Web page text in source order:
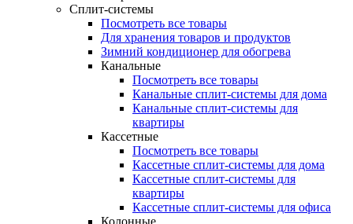
Сплит-системы
Посмотреть все товары
Для хранения товаров и продуктов
Зимний кондиционер для обогрева
Канальные
Посмотреть все товары
Канальные сплит-системы для дома
Канальные сплит-системы для
квартиры
Кассетные
Посмотреть все товары
Кассетные сплит-системы для дома
Кассетные сплит-системы для
квартиры
Кассетные сплит-системы для офиса
Колонные